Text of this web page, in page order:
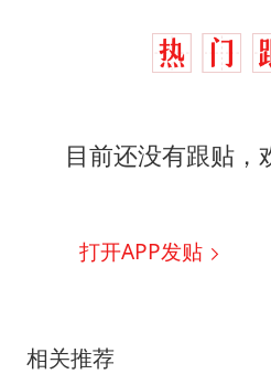
目前还没有跟贴，
打开APP发贴
相关推荐